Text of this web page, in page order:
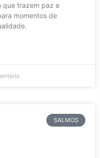
que trazem paz e
momentos de
SALMOS